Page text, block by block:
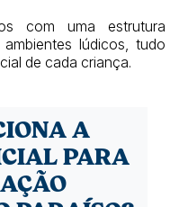
com uma estrutura
lúdicos, tudo
de cada criança.
A
PARA